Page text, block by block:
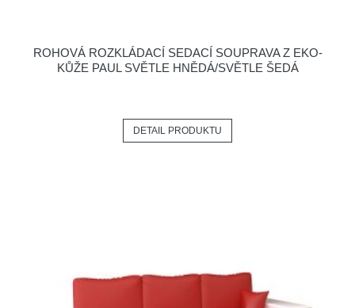
ROHOVÁ ROZKLÁDACÍ SEDACÍ SOUPRAVA Z EKO-
KŮŽE PAUL SVĚTLE HNĚDÁ/SVĚTLE ŠEDÁ
DETAIL PRODUKTU